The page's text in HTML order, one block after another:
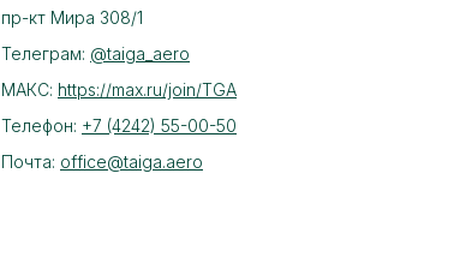
пр-кт Мира 308/1
Телеграм: @taiga_aero
МАКС: https://max.ru/join/TGA
Телефон: +7 (4242) 55-00-50
Почта: office@taiga.aero